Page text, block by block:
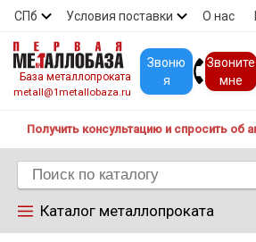
СПб Условия поставки О нас
Скидки Прайс Покупателям
База металлопроката
metall@1metallobaza.ru
Звоню
я
Звоните
мне
Получить консультацию и спросить об
Каталог металлопроката